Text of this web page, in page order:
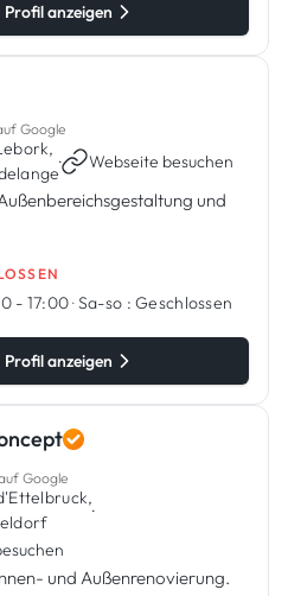
Profil anzeigen
Google
· Webseite besuchen
und
- 17:00·Sa-so : Geschlossen
Profil anzeigen
Google
·
und Außenrenovierung.